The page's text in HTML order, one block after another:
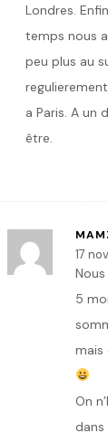
Londres.
temps nous
peu plus au
a Paris. A un
être.
17
5
mais
On
dans